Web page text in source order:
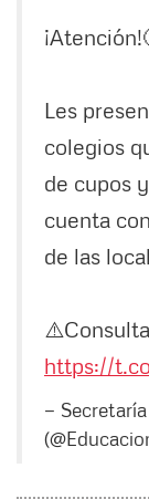
Les
colegios
de cupos
cuenta
de las
https://
—